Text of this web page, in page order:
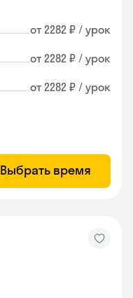
от 2282 ₽ / урок
от 2282 ₽ / урок
от 2282 ₽ / урок
Выбрать время